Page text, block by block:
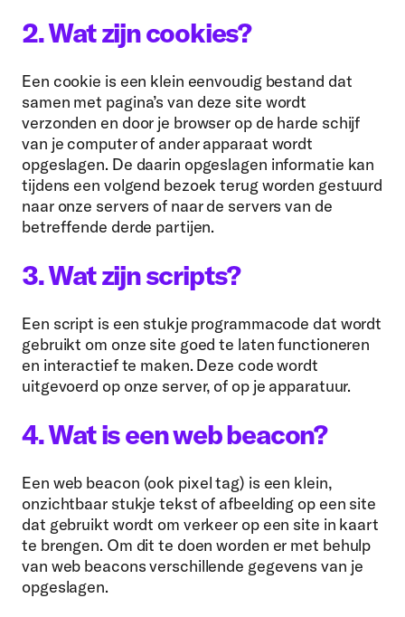
2. Wat zijn cookies?
Een cookie is een klein eenvoudig bestand dat
samen met pagina’s van deze site wordt
verzonden en door je browser op de harde schijf
van je computer of ander apparaat wordt
opgeslagen. De daarin opgeslagen informatie kan
tijdens een volgend bezoek terug worden gestuurd
naar onze servers of naar de servers van de
betreffende derde partijen.
3. Wat zijn scripts?
Een script is een stukje programmacode dat wordt
gebruikt om onze site goed te laten functioneren
en interactief te maken. Deze code wordt
uitgevoerd op onze server, of op je apparatuur.
4. Wat is een web beacon?
Een web beacon (ook pixel tag) is een klein,
onzichtbaar stukje tekst of afbeelding op een site
dat gebruikt wordt om verkeer op een site in kaart
te brengen. Om dit te doen worden er met behulp
van web beacons verschillende gegevens van je
opgeslagen.